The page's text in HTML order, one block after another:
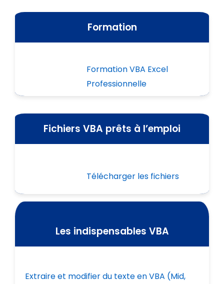
Formation
Formation VBA Excel
Professionnelle
Fichiers VBA prêts à l’emploi
Télécharger les fichiers
Les indispensables VBA
Extraire et modifier du texte en VBA (Mid,